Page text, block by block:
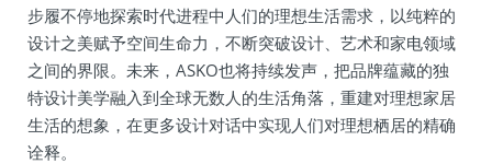
步履不停地探索时代进程中人们的理想生活需求，以纯粹的
设计之美赋予空间生命力，不断突破设计、艺术和家电领域
之间的界限。未来，ASKO也将持续发声，把品牌蕴藏的独
特设计美学融入到全球无数人的生活角落，重建对理想家居
生活的想象，在更多设计对话中实现人们对理想栖居的精确
诠释。